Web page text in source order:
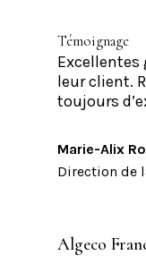
Témoignage
Excellentes
leur client.
toujours
Marie-Alix
Direction de
Algeco